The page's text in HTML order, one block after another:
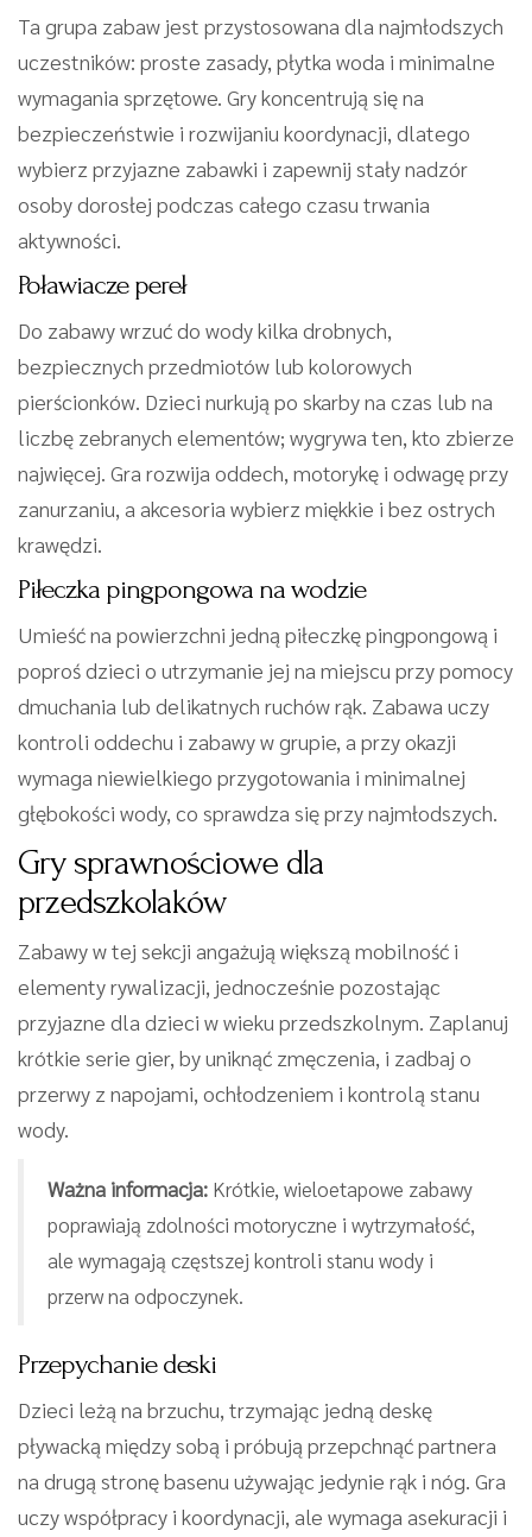
Ta grupa zabaw jest przystosowana dla najmłodszych
uczestników: proste zasady, płytka woda i minimalne
wymagania sprzętowe. Gry koncentrują się na
bezpieczeństwie i rozwijaniu koordynacji, dlatego
wybierz przyjazne zabawki i zapewnij stały nadzór
osoby dorosłej podczas całego czasu trwania
aktywności.
Poławiacze pereł
Do zabawy wrzuć do wody kilka drobnych,
bezpiecznych przedmiotów lub kolorowych
pierścionków. Dzieci nurkują po skarby na czas lub na
liczbę zebranych elementów; wygrywa ten, kto zbierze
najwięcej. Gra rozwija oddech, motorykę i odwagę przy
zanurzaniu, a akcesoria wybierz miękkie i bez ostrych
krawędzi.
Piłeczka pingpongowa na wodzie
Umieść na powierzchni jedną piłeczkę pingpongową i
poproś dzieci o utrzymanie jej na miejscu przy pomocy
dmuchania lub delikatnych ruchów rąk. Zabawa uczy
kontroli oddechu i zabawy w grupie, a przy okazji
wymaga niewielkiego przygotowania i minimalnej
głębokości wody, co sprawdza się przy najmłodszych.
Gry sprawnościowe dla
przedszkolaków
Zabawy w tej sekcji angażują większą mobilność i
elementy rywalizacji, jednocześnie pozostając
przyjazne dla dzieci w wieku przedszkolnym. Zaplanuj
krótkie serie gier, by uniknąć zmęczenia, i zadbaj o
przerwy z napojami, ochłodzeniem i kontrolą stanu
wody.
Ważna informacja: Krótkie, wieloetapowe zabawy
poprawiają zdolności motoryczne i wytrzymałość,
ale wymagają częstszej kontroli stanu wody i
przerw na odpoczynek.
Przepychanie deski
Dzieci leżą na brzuchu, trzymając jedną deskę
pływacką między sobą i próbują przepchnąć partnera
na drugą stronę basenu używając jedynie rąk i nóg. Gra
uczy współpracy i koordynacji, ale wymaga asekuracji i